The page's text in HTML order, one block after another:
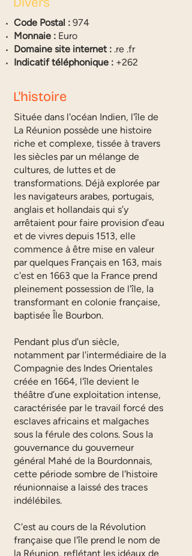
Code Postal : 974
Monnaie : Euro
Domaine site internet : .re .fr
Indicatif téléphonique : +262
L'histoire
Située dans l'océan Indien, l'île de
La Réunion possède une histoire
riche et complexe, tissée à travers
les siècles par un mélange de
cultures, de luttes et de
transformations. Déjà explorée par
les navigateurs arabes, portugais,
anglais et hollandais qui s’y
arrêtaient pour faire provision d’eau
et de vivres depuis 1513, elle
commence à être mise en valeur
par quelques Français en 163, mais
c'est en 1663 que la France prend
pleinement possession de l'île, la
transformant en colonie française,
baptisée Île Bourbon.
Pendant plus d'un siècle,
notamment par l'intermédiaire de la
Compagnie des Indes Orientales
créée en 1664, l'île devient le
théâtre d’une exploitation intense,
caractérisée par le travail forcé des
esclaves africains et malgaches
sous la férule des colons. Sous la
gouvernance du gouverneur
général Mahé de la Bourdonnais,
cette période sombre de l'histoire
réunionnaise a laissé des traces
indélébiles.
C'est au cours de la Révolution
française que l'île prend le nom de
la Réunion, reflétant les idéaux de